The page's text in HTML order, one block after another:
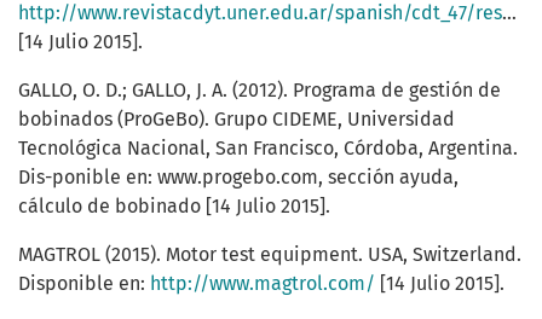
http://www.revistacdyt.uner.edu.ar/spanish/cdt_47/resumenes_cdt_47.htm#10
[14 Julio 2015].
GALLO, O. D.; GALLO, J. A. (2012). Programa de gestión de
bobinados (ProGeBo). Grupo CIDEME, Universidad
Tecnológica Nacional, San Francisco, Córdoba, Argentina.
Dis-ponible en: www.progebo.com, sección ayuda,
cálculo de bobinado [14 Julio 2015].
MAGTROL (2015). Motor test equipment. USA, Switzerland.
Disponible en: http://www.magtrol.com/ [14 Julio 2015].